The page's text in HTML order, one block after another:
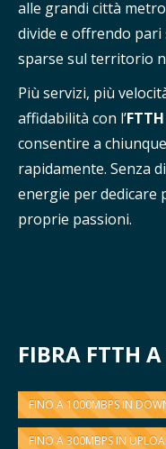
alle grandi città
divide e offrendo
sparse sul territorio
Più servizi, più
affidabilità con l’FTTH
consentire a
rapidamente. Senza
energie per dedicare
proprie passioni.
FIBRA FTTH
FINO A 1000MBPS IN
FINO A 300MBPS IN